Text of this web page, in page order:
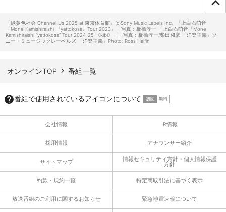
「緑黄色社会 Channel Us 2025 at 東京体育館」(c)Sony Music Labels Inc. 「上白石萌音
「Mone Kamishiraishi 『yattokosa』Tour 2023」」写真：板橋淳一 「上白石萌音「Mone
Kamishiraishi “yattokosa” Tour 2024-25 《kibi》」」写真：板橋淳一/柴田和彦 「洋楽主義」ソ
ニー・ミュージックレーベルズ 「洋楽主義」Photo: Ross Halfin
オンラインTOP 番組一覧
番組で使用されているアイコンについて
会社情報 IR情報
採用情報 アナウンサー紹介
サイトマップ 情報セキュリティ方針・個人情報保護
方針
約款・規約一覧 特定商取引法に基づく表示
放送番組のご利用に関するお知らせ 緊急地震速報について